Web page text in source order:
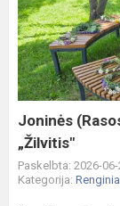
Mažeikių
lopšelyje-
darželyje
„Žilvitis"
Joninės
„Žilvitis"
Paskelbta: 2026-06-
Kategorija: